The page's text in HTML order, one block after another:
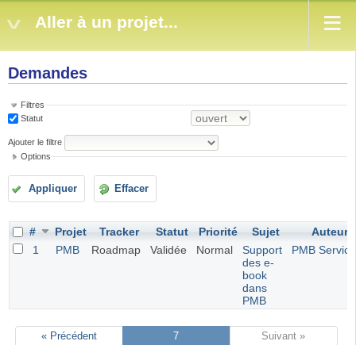
Aller à un projet...
Demandes
Filtres
Statut
Ajouter le filtre
Options
Appliquer Effacer
# Projet Tracker Statut Priorité Sujet
Auteur
1
PMB Roadmap Validée Normal
Support
des e-
book
dans
PMB
PMB
« Précédent 7 Suivant »